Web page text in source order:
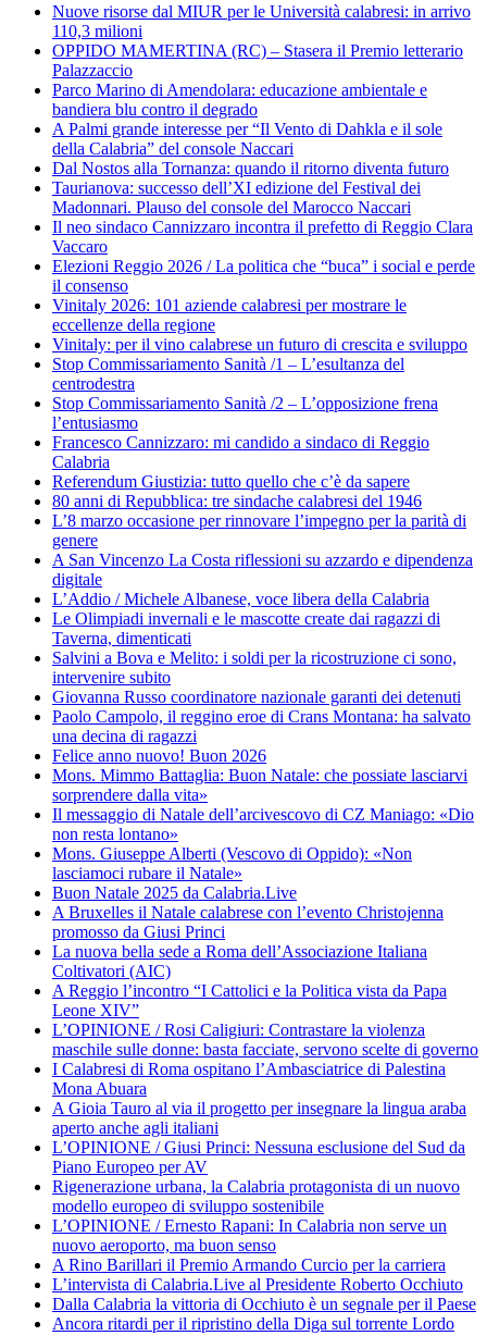
Nuove risorse dal MIUR per le Università calabresi: in arrivo
110,3 milioni
OPPIDO MAMERTINA (RC) – Stasera il Premio letterario
Palazzaccio
Parco Marino di Amendolara: educazione ambientale e
bandiera blu contro il degrado
A Palmi grande interesse per “Il Vento di Dahkla e il sole
della Calabria” del console Naccari
Dal Nostos alla Tornanza: quando il ritorno diventa futuro
Taurianova: successo dell’XI edizione del Festival dei
Madonnari. Plauso del console del Marocco Naccari
Il neo sindaco Cannizzaro incontra il prefetto di Reggio Clara
Vaccaro
Elezioni Reggio 2026 / La politica che “buca” i social e perde
il consenso
Vinitaly 2026: 101 aziende calabresi per mostrare le
eccellenze della regione
Vinitaly: per il vino calabrese un futuro di crescita e sviluppo
Stop Commissariamento Sanità /1 – L’esultanza del
centrodestra
Stop Commissariamento Sanità /2 – L’opposizione frena
l’entusiasmo
Francesco Cannizzaro: mi candido a sindaco di Reggio
Calabria
Referendum Giustizia: tutto quello che c’è da sapere
80 anni di Repubblica: tre sindache calabresi del 1946
L’8 marzo occasione per rinnovare l’impegno per la parità di
genere
A San Vincenzo La Costa riflessioni su azzardo e dipendenza
digitale
L’Addio / Michele Albanese, voce libera della Calabria
Le Olimpiadi invernali e le mascotte create dai ragazzi di
Taverna, dimenticati
Salvini a Bova e Melito: i soldi per la ricostruzione ci sono,
intervenire subito
Giovanna Russo coordinatore nazionale garanti dei detenuti
Paolo Campolo, il reggino eroe di Crans Montana: ha salvato
una decina di ragazzi
Felice anno nuovo! Buon 2026
Mons. Mimmo Battaglia: Buon Natale: che possiate lasciarvi
sorprendere dalla vita»
Il messaggio di Natale dell’arcivescovo di CZ Maniago: «Dio
non resta lontano»
Mons. Giuseppe Alberti (Vescovo di Oppido): «Non
lasciamoci rubare il Natale»
Buon Natale 2025 da Calabria.Live
A Bruxelles il Natale calabrese con l’evento Christojenna
promosso da Giusi Princi
La nuova bella sede a Roma dell’Associazione Italiana
Coltivatori (AIC)
A Reggio l’incontro “I Cattolici e la Politica vista da Papa
Leone XIV”
L’OPINIONE / Rosi Caligiuri: Contrastare la violenza
maschile sulle donne: basta facciate, servono scelte di governo
I Calabresi di Roma ospitano l’Ambasciatrice di Palestina
Mona Abuara
A Gioia Tauro al via il progetto per insegnare la lingua araba
aperto anche agli italiani
L’OPINIONE / Giusi Princi: Nessuna esclusione del Sud da
Piano Europeo per AV
Rigenerazione urbana, la Calabria protagonista di un nuovo
modello europeo di sviluppo sostenibile
L’OPINIONE / Ernesto Rapani: In Calabria non serve un
nuovo aeroporto, ma buon senso
A Rino Barillari il Premio Armando Curcio per la carriera
L’intervista di Calabria.Live al Presidente Roberto Occhiuto
Dalla Calabria la vittoria di Occhiuto è un segnale per il Paese
Ancora ritardi per il ripristino della Diga sul torrente Lordo